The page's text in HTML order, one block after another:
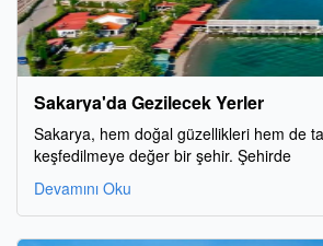
Sakarya'da Gezilecek Yerler
Sakarya, hem doğal güzellikleri hem de
keşfedilmeye değer bir şehir. Şehirde
Devamını Oku